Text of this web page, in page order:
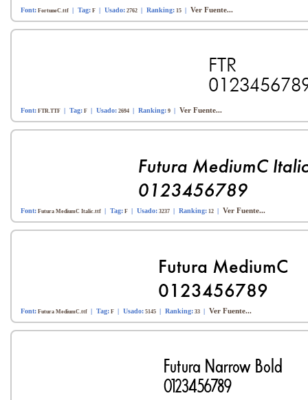
Font: FortuneC.ttf | Tag: F | Usado: 2762 | Ranking: 15 | Ver Fuente...
Font: FTR.TTF | Tag: F | Usado: 2694 | Ranking: 9 | Ver Fuente...
Font: Futura MediumC Italic.ttf | Tag: F | Usado: 3237 | Ranking: 12 | Ver Fuente...
Font: Futura MediumC.ttf | Tag: F | Usado: 5145 | Ranking: 33 | Ver Fuente...